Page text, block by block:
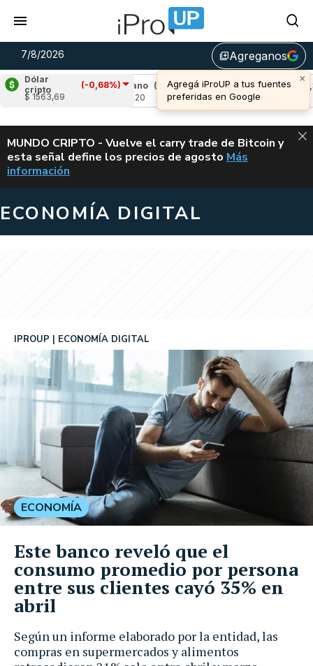
7/8/2026 library_addAgreganos
×
Agregá iProUP a tus fuentes
preferidas en Google
Dólar
cripto
(-0,68%)
$ 1563,69
Cardano (2,53%)
Avalanche (1,33%)
u$s 6,47
ALERTA
MUNDO CRIPTO - Vuelve el carry trade de Bitcoin y
esta señal define los precios de agosto VUELVE EL
Más
información
ECONOMÍA DIGITAL
Según un informe elaborado por la entidad, las
compras en supermercados y alimentos
IPROUP ECONOMÍA DIGITAL
ECONOMÍA
Este banco reveló que el
consumo promedio por persona
entre sus clientes cayó 35% en
abril